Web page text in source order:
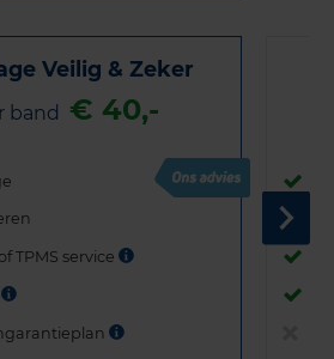
Veilig & Zeker
band € 40,-
TPMS service